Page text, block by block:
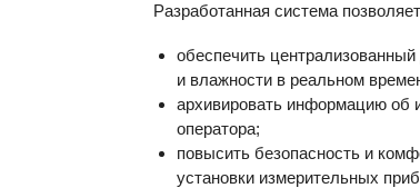
Разработанная система
обеспечить
и влажности в реальном
архивировать информацию об
оператора;
повысить безопасность и
установки измерительных